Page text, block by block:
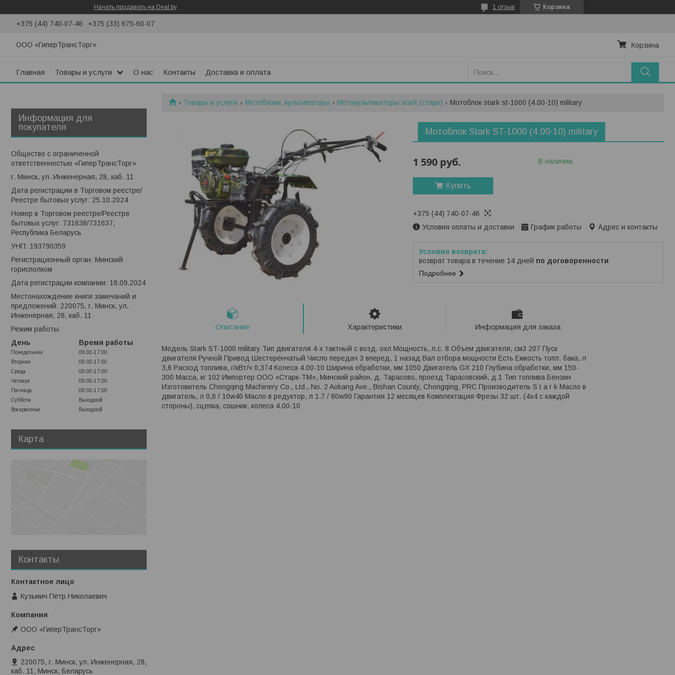
Начать продавать на Deal.by Корзина
1 отзыв
+375 (44) 740-07-46 +375 (33) 675-60-07
ООО «ГиперТрансТорг» Корзина
Главная Товары и услуги О нас Контакты Доставка и оплата
Товары и услуги Мотоблоки, культиваторы Мотокультиваторы stark (старк) Мотоблок stark st-1000 (4.00-10) military
Мотоблок Stark ST-1000 (4.00-10) military
1 590 руб. В наличии
Купить
+375 (44) 740-07-46
Условия оплаты и доставки
График работы Адрес и контакты
возврат товара в течение 14 дней по договоренности
Подробнее
Описание Характеристики Информация для заказа
Модель Stark ST-1000 military Тип двигателя 4-х тактный с возд. охл Мощность, л.с. 8 Объем двигателя, см3 207 Пуск
двигателя Ручной Привод Шестерёнчатый Число передач 3 вперед, 1 назад Вал отбора мощности Есть Емкость топл. бака, л
3,6 Расход топлива, г/кВт/ч 0,374 Колеса 4.00-10 Ширина обработки, мм 1050 Двигатель GX 210 Глубина обработки, мм 150-
300 Масса, кг 102 Импортер ООО «Старк-ТМ», Минский район, д. Тарасово, проезд Тарасовский, д.1 Тип топлива Бензин
Изготовитель Chongqing Machinery Co., Ltd., No. 2 Aokang Ave., Bishan County, Chongqing, PRC Производитель S t a r k Масло в
двигатель, л 0,6 / 10w40 Масло в редуктор, л 1.7 / 80w90 Гарантия 12 месяцев Комплектация Фрезы 32 шт. (4х4 с каждой
стороны), сцепка, сошник, колеса 4.00-10
Информация для
покупателя
Общество с ограниченной
ответственностью «ГиперТрансТорг»
г. Минск, ул. Инженерная, 28, каб. 11
Дата регистрации в Торговом реестре/
Реестре бытовых услуг: 25.10.2024
Номер в Торговом реестре/Реестре
бытовых услуг: 731638/731637,
Республика Беларусь
УНП: 193790359
Регистрационный орган: Минский
горисполком
Дата регистрации компании: 18.09.2024
Местонахождение книги замечаний и
предложений: 220075, г. Минск, ул.
Инженерная, 28, каб. 11
Режим работы:
День
Время работы
Понедельник
09:00-17:00
Вторник
09:00-17:00
Среда
09:00-17:00
Четверг
09:00-17:00
Пятница
09:00-17:00
Суббота
Выходной
Воскресенье
Выходной
Карта
Контакты
Кузьмич Пётр Николаевич
ООО «ГиперТрансТорг»
220075, г. Минск, ул. Инженерная, 28,
каб. 11, Минск, Беларусь